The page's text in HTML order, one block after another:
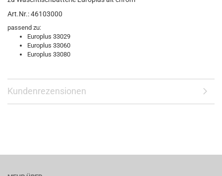
Art.Nr.: 46103000
passend zu:
Europlus 33029
Europlus 33060
Europlus 33080
Kundenrezensionen